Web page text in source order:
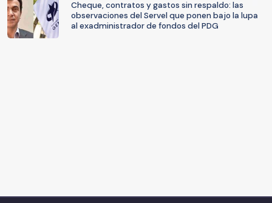
Cheque, contratos y gastos sin respaldo: las
observaciones del Servel que ponen bajo la lupa
al exadministrador de fondos del PDG